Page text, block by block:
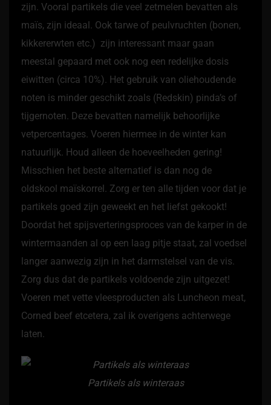
zijn. Vooral partikels die veel zetmelen bevatten als
maïs, zijn ideaal. Ook tarwe of peulvruchten (bonen,
kikkererwten etc.) zijn interessant maar gaan
meestal gepaard met ook nog een redelijke dosis
eiwitten (circa 10%). Het gebruik van oliehoudende
noten is minder geschikt zoals (Redskin) pinda’s of
tijgernoten. Deze bevatten namelijk behoorlijke
vetpercentages. Voeren hiermee in de winter kan
natuurlijk. Houd alleen de hoeveelheden gering!
Misschien het beste alternatief is dan nog de
oldskool maïskorrel. Zorg er ten alle tijden voor dat je
partikels goed zijn geweekt en het liefst gekookt!
Doordat het spijsverteringsproces van de karper in de
wintermaanden al op een laag pitje staat, zal voedsel
langer aanwezig zijn in het darmstelsel van de vis.
Zorg dus dat de partikels voldoende zijn uitgezet!
Voeren met vette vleesproducten als Luncheon meat,
Corned beef etcetera, zal ik overigens achterwege
laten.
Partikels als winteraas